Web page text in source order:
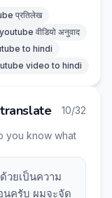
प्रतिलेख
youtube वीडियो अनुवाद
to hindi
video to hindi
10/32
you know what
ยเป็นความ
นครับ ผมจะจัด